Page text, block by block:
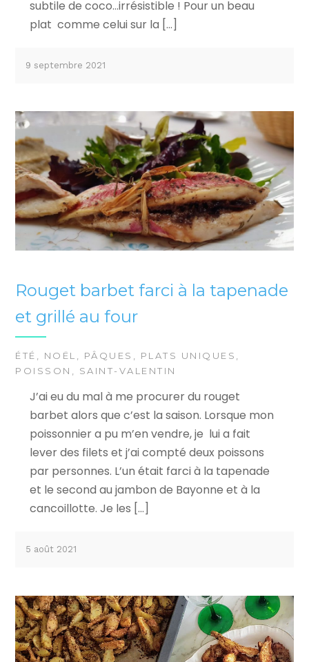
subtile de coco…irrésistible ! Pour un beau
plat comme celui sur la […]
9 septembre 2021
Rouget barbet farci à la tapenade
et grillé au four
ÉTÉ , NOËL , PÂQUES , PLATS UNIQUES ,
POISSON , SAINT-VALENTIN
J’ai eu du mal à me procurer du rouget
barbet alors que c’est la saison. Lorsque mon
poissonnier a pu m’en vendre, je lui a fait
lever des filets et j’ai compté deux poissons
par personnes. L’un était farci à la tapenade
et le second au jambon de Bayonne et à la
cancoillotte. Je les […]
5 août 2021